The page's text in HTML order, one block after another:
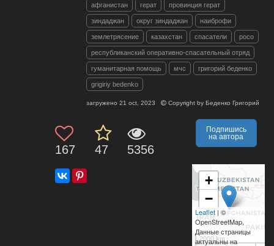
афганистан герат провинция герат
зиндаджан округ зиндаджан наиброфи
землетрясение казахстан спасатели росо
республиканский оперативно-спасательный отряд
гуманитарная помощь мчс григорий беденко
grigiriy bedenko
загружено 21 oct, 2023 Copyright by Беденко Григорий
167 47 5356
Подпишись
на автора
+
−
2000 km
Leaflet| ©
OpenStreetMap,
Данные страницы
актуальны на